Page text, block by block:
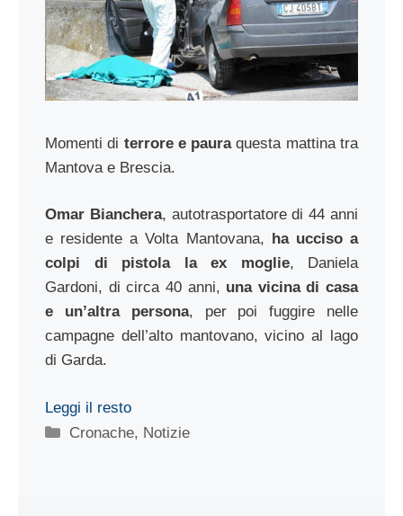
Momenti di terrore e pauraquesta mattina tra
Mantova e Brescia.
Omar Bianchera, autotrasportatore di 44 anni
e residente a Volta Mantovana,
ha ucciso a
colpi di pistola la ex moglie, Daniela
Gardoni, di circa 40 anni, una vicina di casa
e un’altra persona, per poi fuggire nelle
campagne dell’alto mantovano, vicino al lago
di Garda.
Leggi il resto
Categorie
Cronache, Notizie